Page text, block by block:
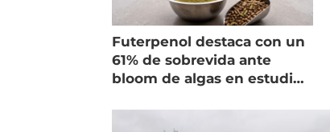
Futerpenol destaca con un
61% de sobrevida ante
bloom de algas en estudio